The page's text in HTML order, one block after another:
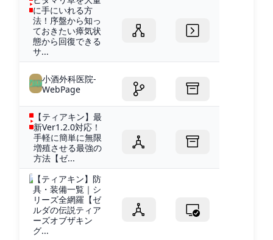
に手にいれる方
法！序盤から知っ
ておきたい瘴気状
態から回復できる
サ...
小酒外科医院-
WebPage
【ティアキン】最
新Ver1.2.0対応！
手軽に簡単に無限
増殖させる最強の
方法【ゼ...
【ティアキン】防
具・装備一覧｜シ
リーズ全網羅【ゼ
ルダの伝説ティア
ーズオブザキン
グ...